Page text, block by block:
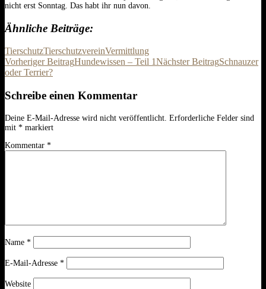
nicht erst Sonntag. Das habt ihr nun davon.
Ähnliche Beiträge
TierschutzTierschutzvereinVermittlung
Beitrags-
Navigation
Vorheriger BeitragHundewissen – Teil 1Nächster BeitragSchnauzer
oder Terrier?
Schreibe einen Kommentar
Deine E-Mail-Adresse wird nicht veröffentlicht. Erforderliche Felder sind
mit * markiert
Kommentar *
Name *
E-Mail-Adresse *
Website